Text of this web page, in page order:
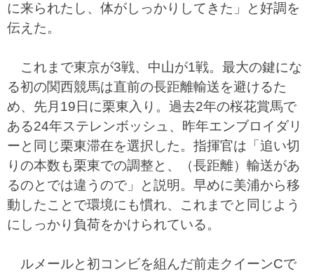
に来られたし、体がしっかりしてきた」と好調を
伝えた。
これまで東京が3戦、中山が1戦。最大の鍵にな
る初の関西競馬は直前の長距離輸送を避けるた
め、先月19日に栗東入り。過去2年の桜花賞馬で
ある24年ステレンボッシュ、昨年エンブロイダリ
ーと同じ栗東滞在を選択した。指揮官は「追い切
りの本数も栗東での調整と、（長距離）輸送があ
るのとでは違うので」と説明。早めに美浦から移
動したことで環境にも慣れ、これまでと同じよう
にしっかり負荷をかけられている。
ルメールと初コンビを組んだ前走クイーンCで